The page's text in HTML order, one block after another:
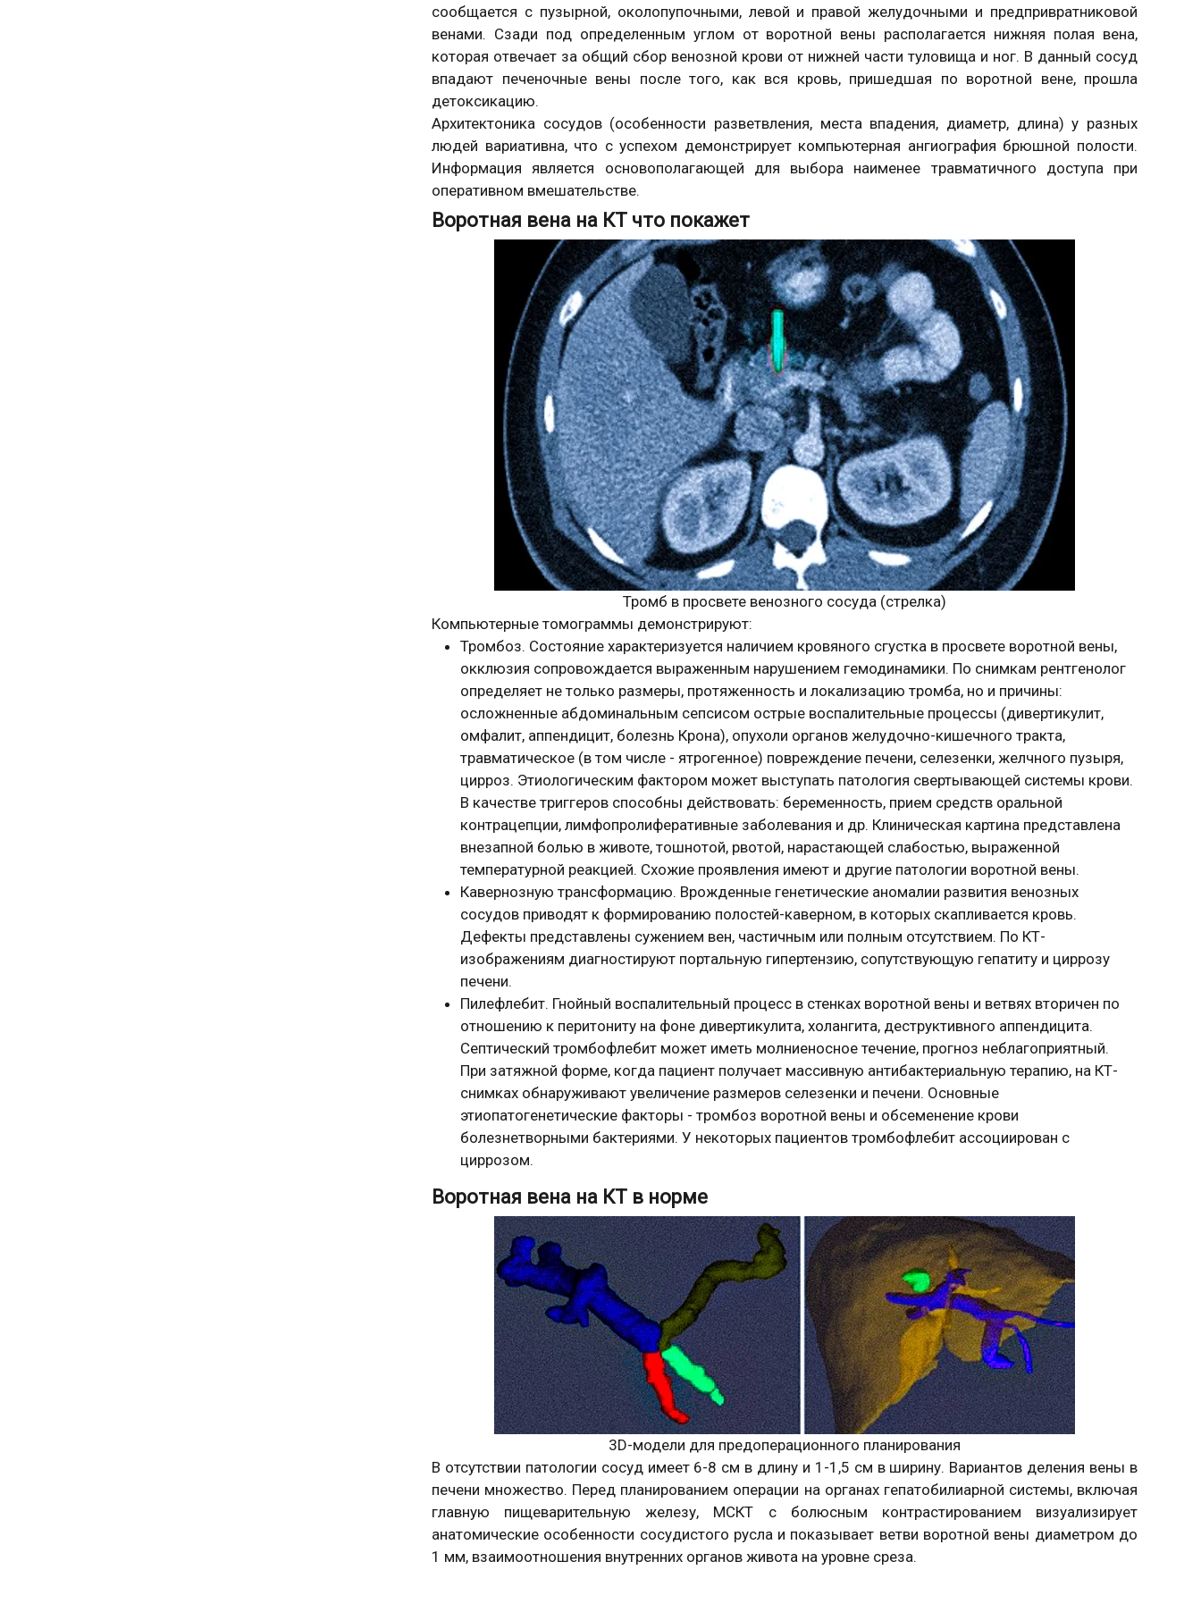
сообщается с пузырной, околопупочными, левой и правой желудочными и предпривратниковой
венами. Сзади под определенным углом от воротной вены располагается нижняя полая вена,
которая отвечает за общий сбор венозной крови от нижней части туловища и ног. В данный сосуд
впадают печеночные вены после того, как вся кровь, пришедшая по воротной вене, прошла
детоксикацию.
Архитектоника сосудов (особенности разветвления, места впадения, диаметр, длина) у разных
людей вариативна, что с успехом демонстрирует компьютерная ангиография брюшной полости.
Информация является основополагающей для выбора наименее травматичного доступа при
оперативном вмешательстве.
Воротная вена на КТ что покажет
Тромб в просвете венозного сосуда (стрелка)
Компьютерные томограммы демонстрируют:
Тромбоз. Состояние характеризуется наличием кровяного сгустка в просвете воротной вены,
окклюзия сопровождается выраженным нарушением гемодинамики. По снимкам рентгенолог
определяет не только размеры, протяженность и локализацию тромба, но и причины:
осложненные абдоминальным сепсисом острые воспалительные процессы (дивертикулит,
омфалит, аппендицит, болезнь Крона), опухоли органов желудочно-кишечного тракта,
травматическое (в том числе - ятрогенное) повреждение печени, селезенки, желчного пузыря,
цирроз. Этиологическим фактором может выступать патология свертывающей системы крови.
В качестве триггеров способны действовать: беременность, прием средств оральной
контрацепции, лимфопролиферативные заболевания и др. Клиническая картина представлена
внезапной болью в животе, тошнотой, рвотой, нарастающей слабостью, выраженной
температурной реакцией. Схожие проявления имеют и другие патологии воротной вены.
Кавернозную трансформацию. Врожденные генетические аномалии развития венозных
сосудов приводят к формированию полостей-каверном, в которых скапливается кровь.
Дефекты представлены сужением вен, частичным или полным отсутствием. По КТ-
изображениям диагностируют портальную гипертензию, сопутствующую гепатиту и циррозу
печени.
Пилефлебит. Гнойный воспалительный процесс в стенках воротной вены и ветвях вторичен по
отношению к перитониту на фоне дивертикулита, холангита, деструктивного аппендицита.
Септический тромбофлебит может иметь молниеносное течение, прогноз неблагоприятный.
При затяжной форме, когда пациент получает массивную антибактериальную терапию, на КТ-
снимках обнаруживают увеличение размеров селезенки и печени. Основные
этиопатогенетические факторы - тромбоз воротной вены и обсеменение крови
болезнетворными бактериями. У некоторых пациентов тромбофлебит ассоциирован с
циррозом.
Воротная вена на КТ в норме
3D-модели для предоперационного планирования
В отсутствии патологии сосуд имеет 6-8 см в длину и 1-1,5 см в ширину. Вариантов деления вены в
печени множество. Перед планированием операции на органах гепатобилиарной системы, включая
главную пищеварительную железу, МСКТ с болюсным контрастированием визуализирует
анатомические особенности сосудистого русла и показывает ветви воротной вены диаметром до
1 мм, взаимоотношения внутренних органов живота на уровне среза.